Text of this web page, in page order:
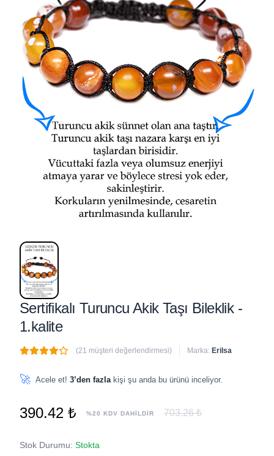
Sertifikalı Turuncu Akik Taşı Bileklik -
1.kalite
(21 müşteri değerlendirmesi) Marka: Erilsa
🚀 Acele et! 3’den fazla kişi şu anda bu ürünü inceliyor.
390.42 ₺ %20 KDV DAHİLDİR 703.26 ₺
Stok Durumu: Stokta